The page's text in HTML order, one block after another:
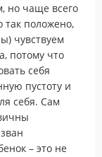
но чаще всего
так положено,
чувствуем
потому что
себя
пустоту и
себя. Сам
– это не